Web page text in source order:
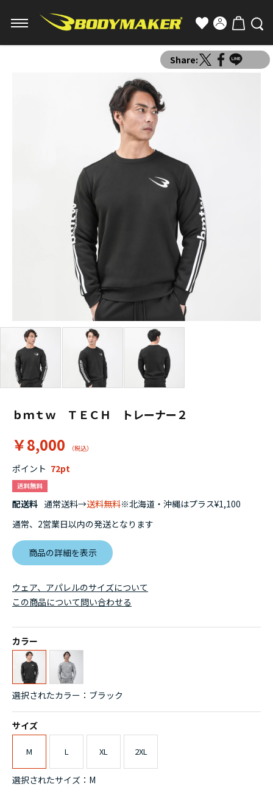
Share:
ｂｍｔｗ ＴＥＣＨ トレーナー２
￥8,000
ポイント 72
配送料 通常送料→送料無料※北海道・沖縄はプラス¥1,100
通常、2営業日以内の発送となります
商品の詳細を表示
ウェア、アパレルのサイズについて
カラー
選択されたカラー：ブラック
サイズ
M L XL 2XL
選択されたサイズ：M
この商品について問い合わせる